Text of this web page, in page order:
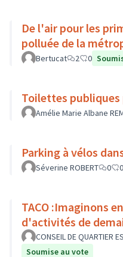
De l'air pour les
polluée de la
Bertucat 2 0
Toilettes publiques
Amélie Marie Albane
Parking à vélos
Séverine ROBERT 0 0
TACO :Imaginons
d'activités de
CONSEIL DE QUARTIER
Soumise au vote